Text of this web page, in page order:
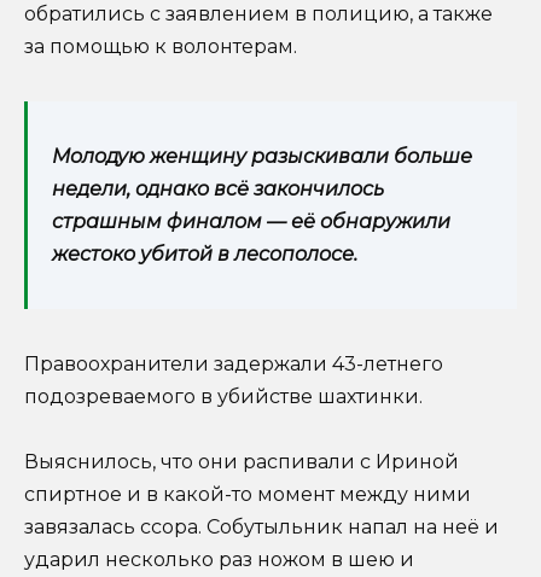
обратились с заявлением в полицию, а также
за помощью к волонтерам.
Молодую женщину разыскивали больше
недели, однако всё закончилось
страшным финалом — её обнаружили
жестоко убитой в лесополосе.
Правоохранители задержали 43-летнего
подозреваемого в убийстве шахтинки.
Выяснилось, что они распивали с Ириной
спиртное и в какой-то момент между ними
завязалась ссора. Собутыльник напал на неё и
ударил несколько раз ножом в шею и